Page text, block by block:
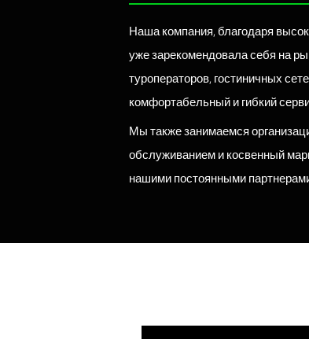
Наша компания, благодаря
уже зарекомендовала себя на
туроператоров, гостиничных
комфортабельный и гибкий
Мы также занимаемся
обслуживанием и косвенный
нашими постоянными